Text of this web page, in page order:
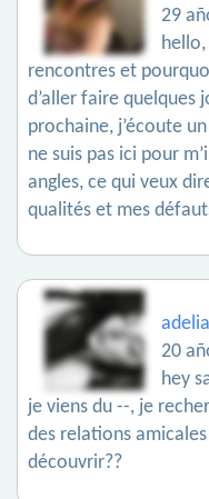
29
rencontres et
d’aller faire quelques
prochaine, j’écoute
ne suis pas ici pour
angles, ce qui veux
qualités et mes
adelia
20
hey
je viens du --, je
des relations
découvrir??